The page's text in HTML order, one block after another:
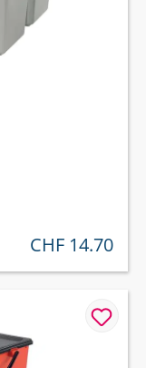
regulärer preis:
CHF 14.70